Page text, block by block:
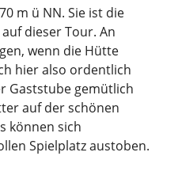
m ü NN. Sie ist die
dieser Tour. An
wenn die Hütte
hier also ordentlich
Gaststube gemütlich
auf der schönen
können sich
Spielplatz austoben.